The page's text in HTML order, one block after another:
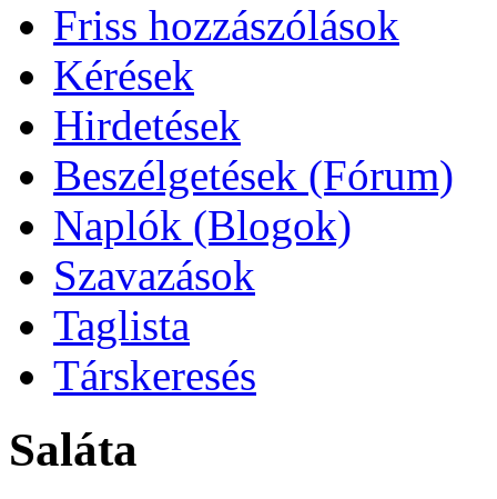
Friss hozzászólások
Kérések
Hirdetések
Beszélgetések (Fórum)
Naplók (Blogok)
Szavazások
Taglista
Társkeresés
Saláta